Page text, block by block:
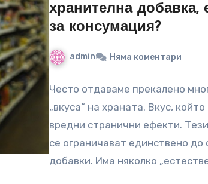
хранителна добавка,
за консумация?
admin Няма коментари
Често отдаваме прекалено
„вкуса“ на храната. Вкус,
вредни странични ефекти.
се ограничават единствено до
добавки. Има няколко